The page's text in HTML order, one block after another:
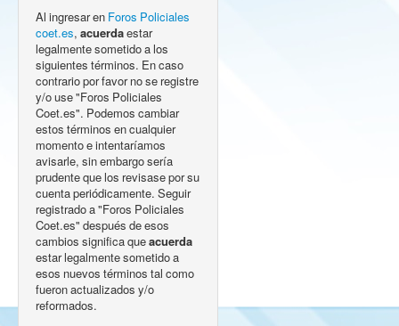
Al ingresar en Foros Policiales
coet.es, acuerda estar
legalmente sometido a los
siguientes términos. En caso
contrario por favor no se registre
y/o use "Foros Policiales
Coet.es". Podemos cambiar
estos términos en cualquier
momento e intentaríamos
avisarle, sin embargo sería
prudente que los revisase por su
cuenta periódicamente. Seguir
registrado a "Foros Policiales
Coet.es" después de esos
cambios significa que acuerda
estar legalmente sometido a
esos nuevos términos tal como
fueron actualizados y/o
reformados.